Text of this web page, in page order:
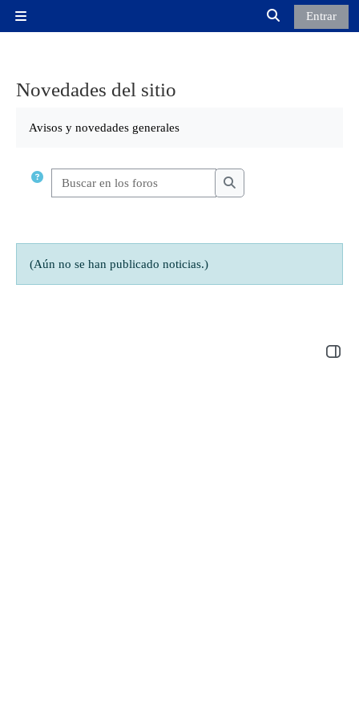
Entrar
Abrir
Novedades del sitio
Avisos y novedades generales
Buscar en los foros
Buscar en los foros
(Aún no se han publicado noticias.)